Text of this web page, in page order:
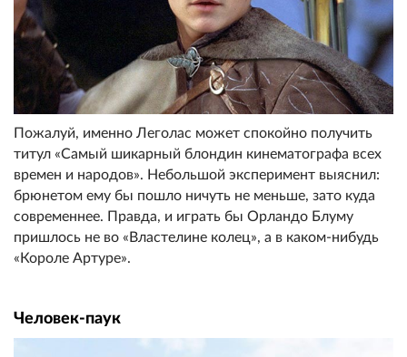
Пожалуй, именно Леголас может спокойно получить
титул «Самый шикарный блондин кинематографа всех
времен и народов». Небольшой эксперимент выяснил:
брюнетом ему бы пошло ничуть не меньше, зато куда
современнее. Правда, и играть бы Орландо Блуму
пришлось не во «Властелине колец», а в каком-нибудь
«Короле Артуре».
Человек-паук